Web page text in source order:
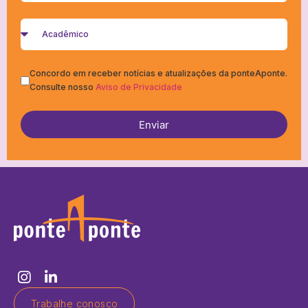
Concordo em receber notícias e atualizações da ponteAponte.
Consulte nosso Aviso de Privacidade
Enviar
Trabalhe conosco